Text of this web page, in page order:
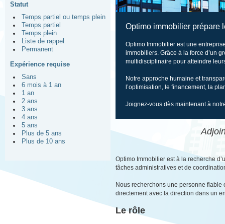
Statut
Temps partiel ou temps plein
Temps partiel
Temps plein
Liste de rappel
Permanent
Expérience requise
Sans
6 mois à 1 an
1 an
2 ans
3 ans
4 ans
5 ans
Plus de 5 ans
Plus de 10 ans
Optimo immobilier prépare
Optimo Immobilier est une
immobiliers. Grâce à la force d’un
multidisciplinaire pour atteindre
Notre approche humaine et
l’optimisation, le financement, la
Joignez-vous dès maintenant à
Optimo Immobilier est à la recherche
tâches administratives et de
Nous recherchons une personne fiable
directement avec la direction dans un
Le rôle